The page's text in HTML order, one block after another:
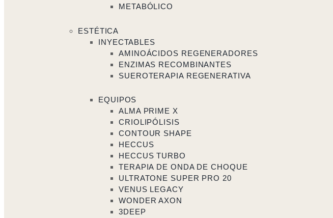
METABÓLICO
ESTÉTICA
INYECTABLES
AMINOÁCIDOS REGENERADORES
ENZIMAS RECOMBINANTES
SUEROTERAPIA REGENERATIVA
EQUIPOS
ALMA PRIME X
CRIOLIPÓLISIS
CONTOUR SHAPE
HECCUS
HECCUS TURBO
TERAPIA DE ONDA DE CHOQUE
ULTRATONE SUPER PRO 20
VENUS LEGACY
WONDER AXON
3DEEP